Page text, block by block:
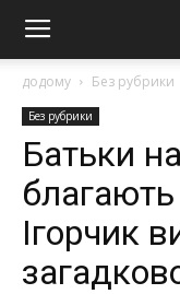
додому Без рубрики
Без рубрики
Батьки
Ігорчик